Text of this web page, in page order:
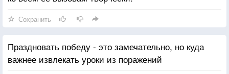
Сохранить
Праздновать победу - это замечательно, но куда
важнее извлекать уроки из поражений